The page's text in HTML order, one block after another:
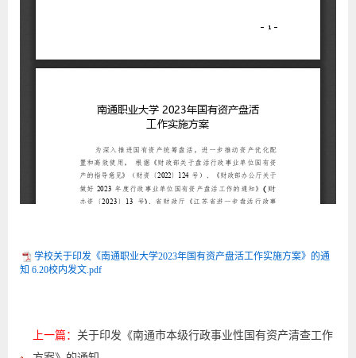
学校关于印发《南通职业大学2023年国有资产盘活工作实施方案》的通
知 6.20校内发文.pdf
上一篇： 关于印发《南通市本级行政事业性国有资产清查工作